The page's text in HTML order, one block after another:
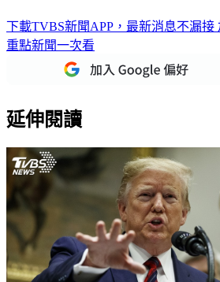
下載TVBS新聞APP，最新消息不漏接
重點新聞一次看
延伸閱讀